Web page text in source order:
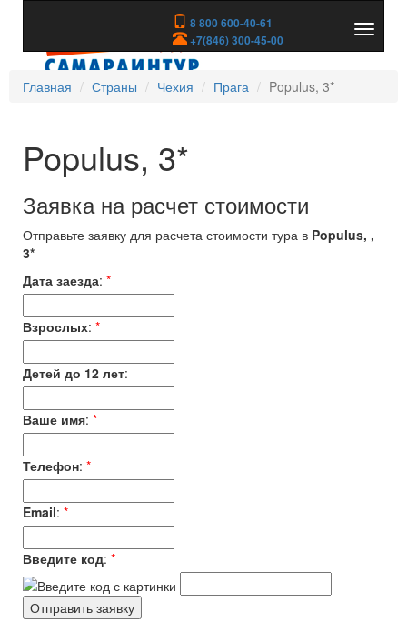
8 800 600-40-61
+7(846) 300-45-00
скрыть
Главная
Страны Чехия Прага Populus, 3*
Populus, 3*
Заявка на расчет стоимости
Отправьте заявку для расчета стоимости тура в Populus, ,
3*
Дата заезда: *
Взрослых: *
Детей до 12 лет:
Ваше имя: *
Телефон: *
Email: *
Введите код: *